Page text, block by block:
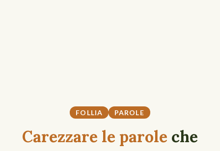
FOLLIA PAROLE
Carezzare le parole che